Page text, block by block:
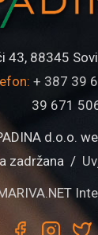
43, 88345
+ 387 39
39 671
d.o.o.
zadržana /